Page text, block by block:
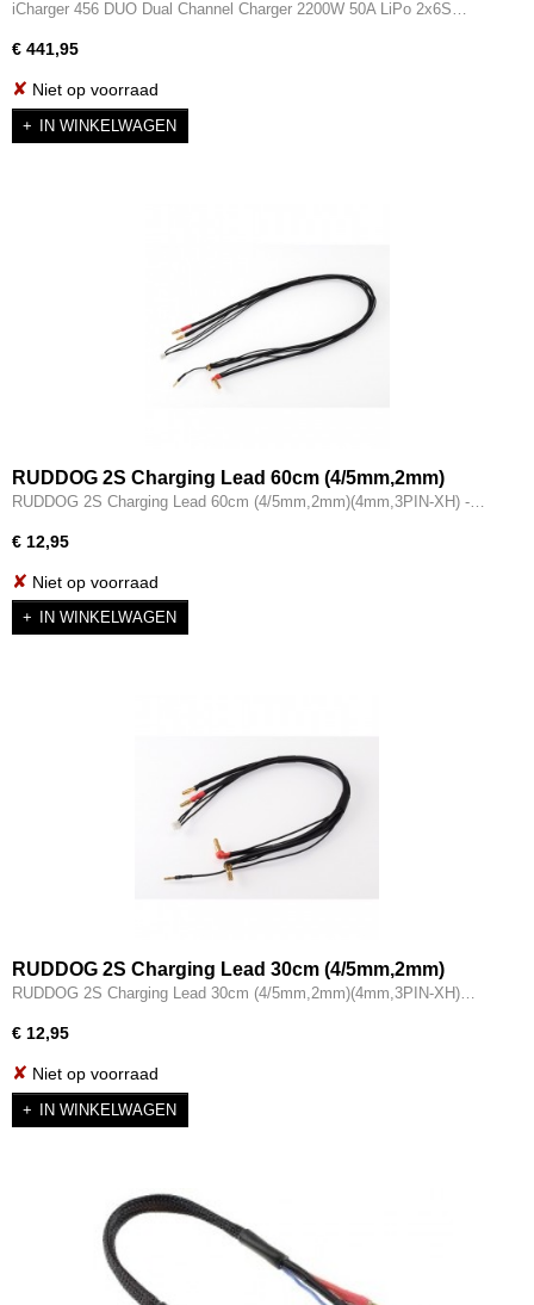
LiPo 2x6S
iCharger 456 DUO Dual Channel Charger 2200W 50A LiPo 2x6S…
€ 441,95
✘ Niet op voorraad
IN WINKELWAGEN
RUDDOG 2S Charging Lead 60cm (4/5mm,2mm)
(4mm,3PIN-XH) - RP-0210
RUDDOG 2S Charging Lead 60cm (4/5mm,2mm)(4mm,3PIN-XH) -…
€ 12,95
✘ Niet op voorraad
IN WINKELWAGEN
RUDDOG 2S Charging Lead 30cm (4/5mm,2mm)
(4mm,3PIN-XH) - RP-0211
RUDDOG 2S Charging Lead 30cm (4/5mm,2mm)(4mm,3PIN-XH)…
€ 12,95
✘ Niet op voorraad
IN WINKELWAGEN